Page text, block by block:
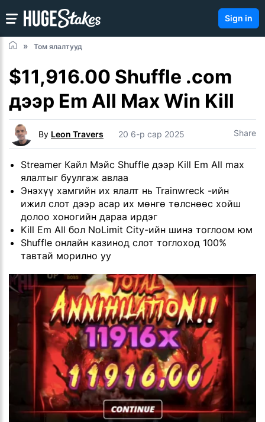
Sign in
Том ялалтууд
$11,916.00 Shuffle .com
дээр Em All Max Win Kill
By Leon Travers 20 6-р сар 2025 Share
Streamer Кайл Мэйс Shuffle дээр Kill Em All max
ялалтыг буулгаж авлаа
Энэхүү хамгийн их ялалт нь Trainwreck -ийн
ижил слот дээр асар их мөнгө төлснөөс хойш
долоо хоногийн дараа ирдэг
Kill Em All бол NoLimit City-ийн шинэ тоглоом юм
Shuffle онлайн казинод слот тоглоход 100%
тавтай морилно уу